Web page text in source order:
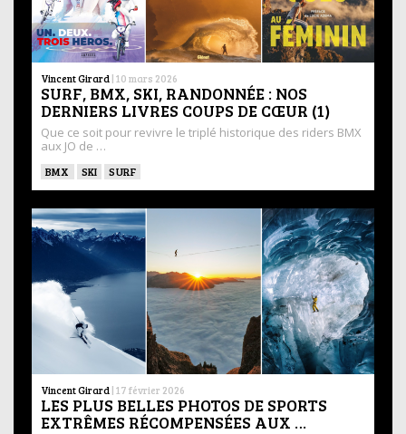
Vincent Girard | 10 mars 2026
SURF, BMX, SKI, RANDONNÉE : NOS
DERNIERS LIVRES COUPS DE CŒUR (1)
Que ce soit pour revivre le triplé historique des riders BMX
aux JO de …
BMX SKI SURF
Vincent Girard | 17 février 2026
LES PLUS BELLES PHOTOS DE SPORTS
EXTRÊMES RÉCOMPENSÉES AUX …